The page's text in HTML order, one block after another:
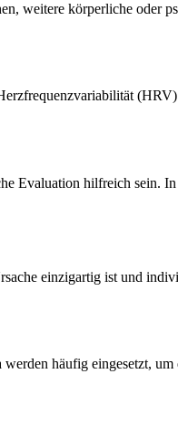
weitere körperliche oder
Evaluation hilfreich sein.
einzigartig ist und
häufig eingesetzt,